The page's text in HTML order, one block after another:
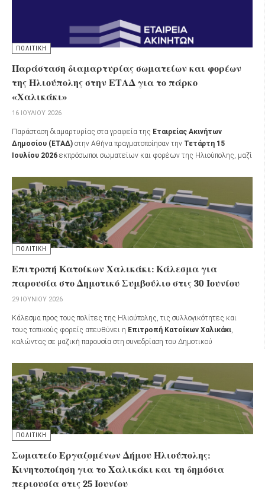
ΠΟΛΙΤΙΚΗ
Παράσταση διαμαρτυρίας σωματείων και φορέων
της Ηλιούπολης στην ΕΤΑΔ για το πάρκο
«Χαλικάκι»
16 ΙΟΥΛΊΟΥ 2026
Παράσταση διαμαρτυρίας στα γραφεία της Εταιρείας Ακινήτων
Δημοσίου (ΕΤΑΔ) στην Αθήνα πραγματοποίησαν την Τετάρτη 15
Ιουλίου 2026 εκπρόσωποι σωματείων και φορέων της Ηλιούπολης, μαζί
καταβολής ανταλλάγματος για τη χρήση δημοσίων εκτάσεων από τον
Δήμο Ηλιούπολης στο πάρκο«Χαλικάκι».
ΠΟΛΙΤΙΚΗ
Επιτροπή Κατοίκων Χαλικάκι: Κάλεσμα για
παρουσία στο Δημοτικό Συμβούλιο στις 30 Ιουνίου
29 ΙΟΥΝΊΟΥ 2026
Κάλεσμα προς τους πολίτες της Ηλιούπολης, τις συλλογικότητες και
τους τοπικούς φορείς απευθύνει η Επιτροπή Κατοίκων Χαλικάκι,
καλώντας σε μαζική παρουσία στη συνεδρίαση του Δημοτικού
ΠΟΛΙΤΙΚΗ
Σωματείο Εργαζομένων Δήμου Ηλιούπολης:
Κινητοποίηση για το Χαλικάκι και τη δημόσια
περιουσία στις 25 Ιουνίου